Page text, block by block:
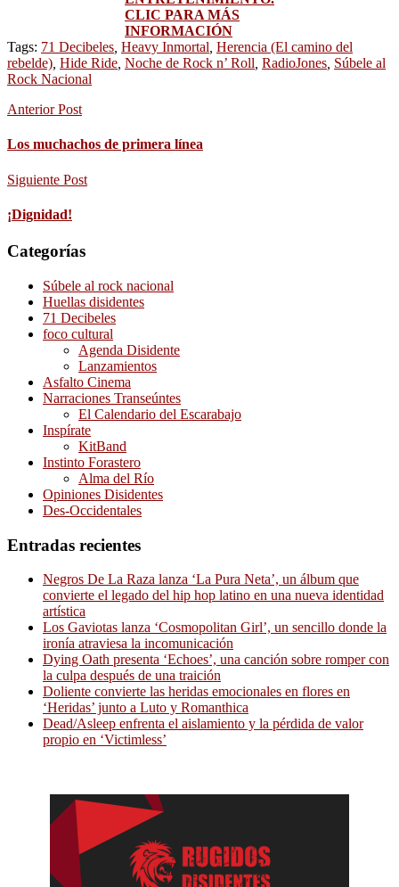
CLIC PARA MÁS
INFORMACIÓN
Tags: 71 Decibeles Heavy Inmortal Herencia (El camino del
rebelde) Hide Ride Noche de Rock n’ Roll RadioJones Súbele al
Rock Nacional
Anterior Post
Los muchachos de primera línea
Siguiente Post
¡Dignidad!
Categorías
Súbele al rock nacional
Huellas disidentes
71 Decibeles
foco cultural
Agenda Disidente
Lanzamientos
Asfalto Cinema
Narraciones Transeúntes
El Calendario del Escarabajo
Inspírate
KitBand
Instinto Forastero
Alma del Río
Opiniones Disidentes
Des-Occidentales
Entradas recientes
Negros De La Raza lanza ‘La Pura Neta’, un álbum que
convierte el legado del hip hop latino en una nueva identidad
artística
Los Gaviotas lanza ‘Cosmopolitan Girl’, un sencillo donde la
ironía atraviesa la incomunicación
Dying Oath presenta ‘Echoes’, una canción sobre romper con
la culpa después de una traición
Doliente convierte las heridas emocionales en flores en
‘Heridas’ junto a Luto y Romanthica
Dead/Asleep enfrenta el aislamiento y la pérdida de valor
propio en ‘Victimless’